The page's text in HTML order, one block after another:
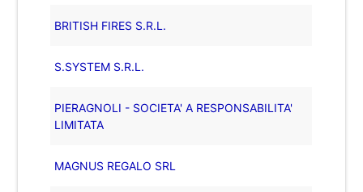
BRITISH FIRES S.R.L.
S.SYSTEM S.R.L.
PIERAGNOLI - SOCIETA' A RESPONSABILITA'
LIMITATA
MAGNUS REGALO SRL